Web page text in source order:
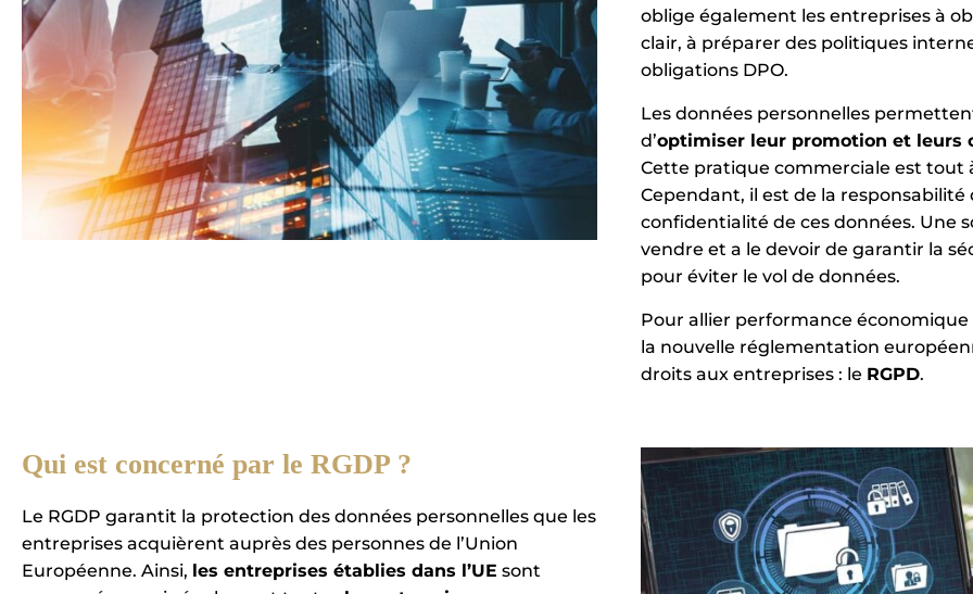
oblige également les entreprises à
clair, à préparer des politiques
obligations DPO.
Les données personnelles
d’optimiser leur promotion et leurs
Cette pratique commerciale est tout
Cependant, il est de la responsabilité
confidentialité de ces données. Une
vendre et a le devoir de garantir la
pour éviter le vol de données.
Pour allier performance économique
la nouvelle réglementation
droits aux entreprises : le RGPD.
Qui est concerné par le RGDP ?
Le RGDP garantit la protection des données personnelles que les
entreprises acquièrent auprès des personnes de l’Union
Européenne. Ainsi, les entreprises établies dans l’UE sont